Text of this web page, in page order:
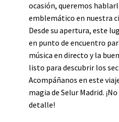
ocasión, queremos
emblemático en nuestra
Desde su apertura, este
en punto de encuentro
música en directo y la
listo para descubrir los
Acompáñanos en este
magia de Selur Madrid.
detalle!